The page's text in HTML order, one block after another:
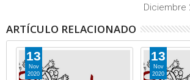
Diciembre
ARTÍCULO RELACIONADO
13
Nov
2020
13
Nov
2020